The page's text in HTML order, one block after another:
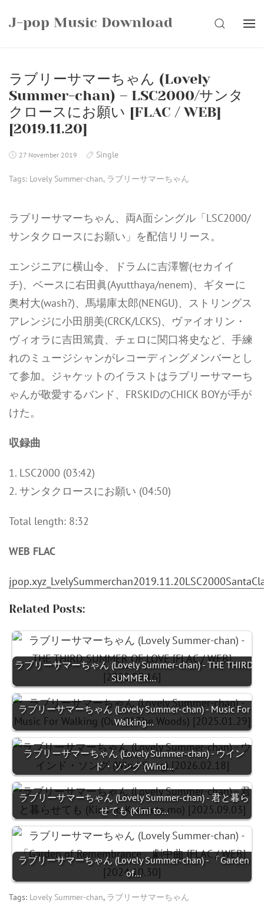
J-pop Music Download SEARCH
ラブリーサマーちゃん (Lovely
Summer-chan) – LSC2000/サンタ
クロースにお願い [FLAC / WEB]
[2019.11.20]
27 November 2019 Single
Tags: Lovely Summer-chan, ラブリーサマーちゃん
ラブリーサマーちゃん、両A面シングル「LSC2000/
サンタクロースにお願い」を配信リリース。
エンジニアに横山令、ドラムに吉澤響(セカイイ
チ)、ベースに右田眞(Ayutthaya/nenem)、ギターに
奥村大(wash?)、馬場庫太郎(NENGU)、ストリングス
アレンジに小田朋美(CRCK/LCKS)、ヴァイオリン・
ヴィオラに吉田篤貴、チェロに関口将史など、手練
れのミュージシャンがレコーディングメンバーとし
て参加。ジャケットのイラストはラブリーサマーち
ゃんが敬愛するバンド、FRSKIDのCHICK BOYが手が
けた。
収録曲
1. LSC2000 (03:42)
2. サンタクロースにお願い (04:50)
Total length: 8:32
WEB FLAC
Related Posts:
ラブリーサマーちゃん (Lovely Summer-chan) - THE THIRD
SUMMER…
ラブリーサマーちゃん (Lovely Summer-chan) - Music For
Walking…
ラブリーサマーちゃん (Lovely Summer-chan) - ウイン
ド・ソング (Wind…
ラブリーサマーちゃん (Lovely Summer-chan) - 君と暮ら
せても (Kimi to…
ラブリーサマーちゃん (Lovely Summer-chan) - 「Garden
of…
Tags: Lovely Summer-chan, ラブリーサマーちゃん